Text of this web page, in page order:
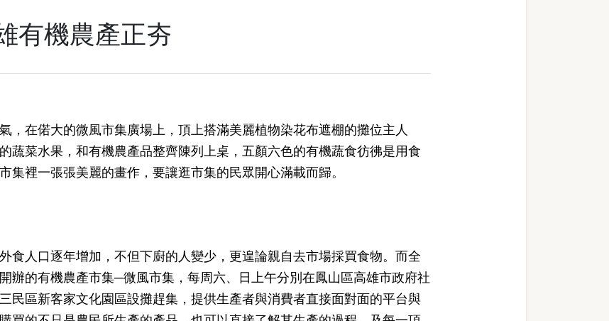
有機農產正夯
在偌大的微風市集廣場上，頂上搭滿美麗植物染花布遮棚的攤位主人
蔬菜水果，和有機農產品整齊陳列上桌，五顏六色的有機蔬食彷彿是用食
集裡一張張美麗的畫作，要讓逛市集的民眾開心滿載而歸。
人口逐年增加，不但下廚的人變少，更遑論親自去市場採買食物。而全
辦的有機農產市集─微風市集，每周六、日上午分別在鳳山區高雄市政府社
民區新客家文化園區設攤趕集，提供生產者與消費者直接面對面的平台與